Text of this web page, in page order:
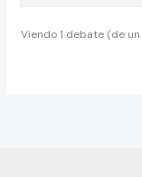
Viendo 1 debate (de